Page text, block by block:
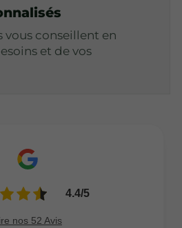
vous conseillent en
et de vos